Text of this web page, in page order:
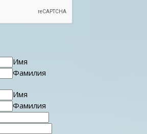
Имя
Фамилия
Имя
Фамилия